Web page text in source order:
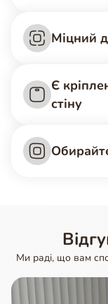
Міцний
Є
стіну
Ми раді, що вам